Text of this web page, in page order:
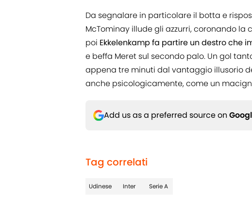
Da segnalare in particolare il botta e
McTominay illude gli azzurri, coronando
poi Ekkelenkamp fa partire un destro che
e beffa Meret sul secondo palo. Un gol
appena tre minuti dal vantaggio illusorio
anche psicologicamente, come un
Add us as a preferred source on
Tag correlati
Udinese Inter Serie A